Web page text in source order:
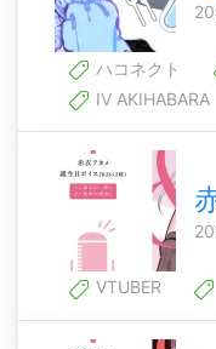
ハコネクト
IV AKIHABARA
VTUBER